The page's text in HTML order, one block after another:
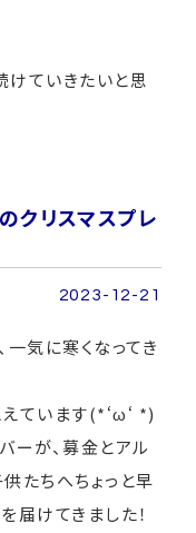
けていきたいと思
クリスマスプレ
2023-12-21
一気に寒くなってき
えています(*‘ω‘ *)
ーが、募金とアル
たちへちょっと早
届けてきました！